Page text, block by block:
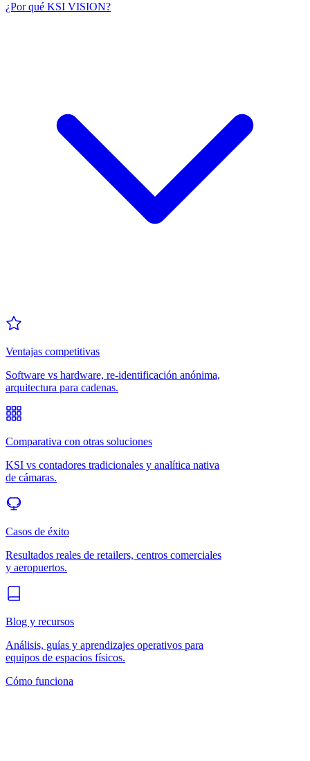
¿Por qué KSI VISION?
Ventajas competitivas
Software vs hardware, re-identificación anónima,
arquitectura para cadenas.
Comparativa con otras soluciones
KSI vs contadores tradicionales y analítica nativa
de cámaras.
Casos de éxito
Resultados reales de retailers, centros comerciales
y aeropuertos.
Blog y recursos
Análisis, guías y aprendizajes operativos para
equipos de espacios físicos.
Cómo funciona